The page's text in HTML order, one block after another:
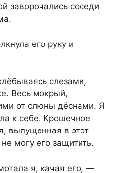
заворочались соседи
его руку и
слезами,
Весь мокрый,
от слюны дёснами. Я
к себе. Крошечное
выпущенная в этот
могу его защитить.
я, качая его, —